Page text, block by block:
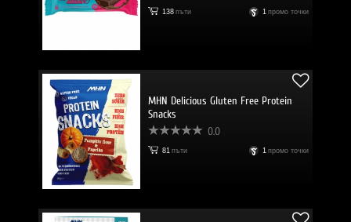
138 пъти 1 промо точки
MHN Delicious Gluten Free Protein
Snacks
0.0
81 пъти 1 промо точки